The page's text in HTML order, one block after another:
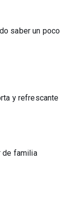
saber un poco
y refrescante
de familia